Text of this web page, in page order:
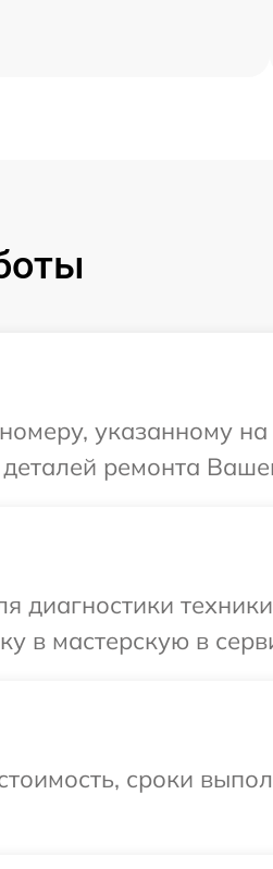
указанному на
ремонта
диагностики
в мастерскую в
сроки